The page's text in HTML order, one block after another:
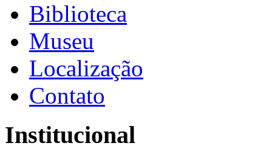
Biblioteca
Museu
Localização
Contato
Institucional